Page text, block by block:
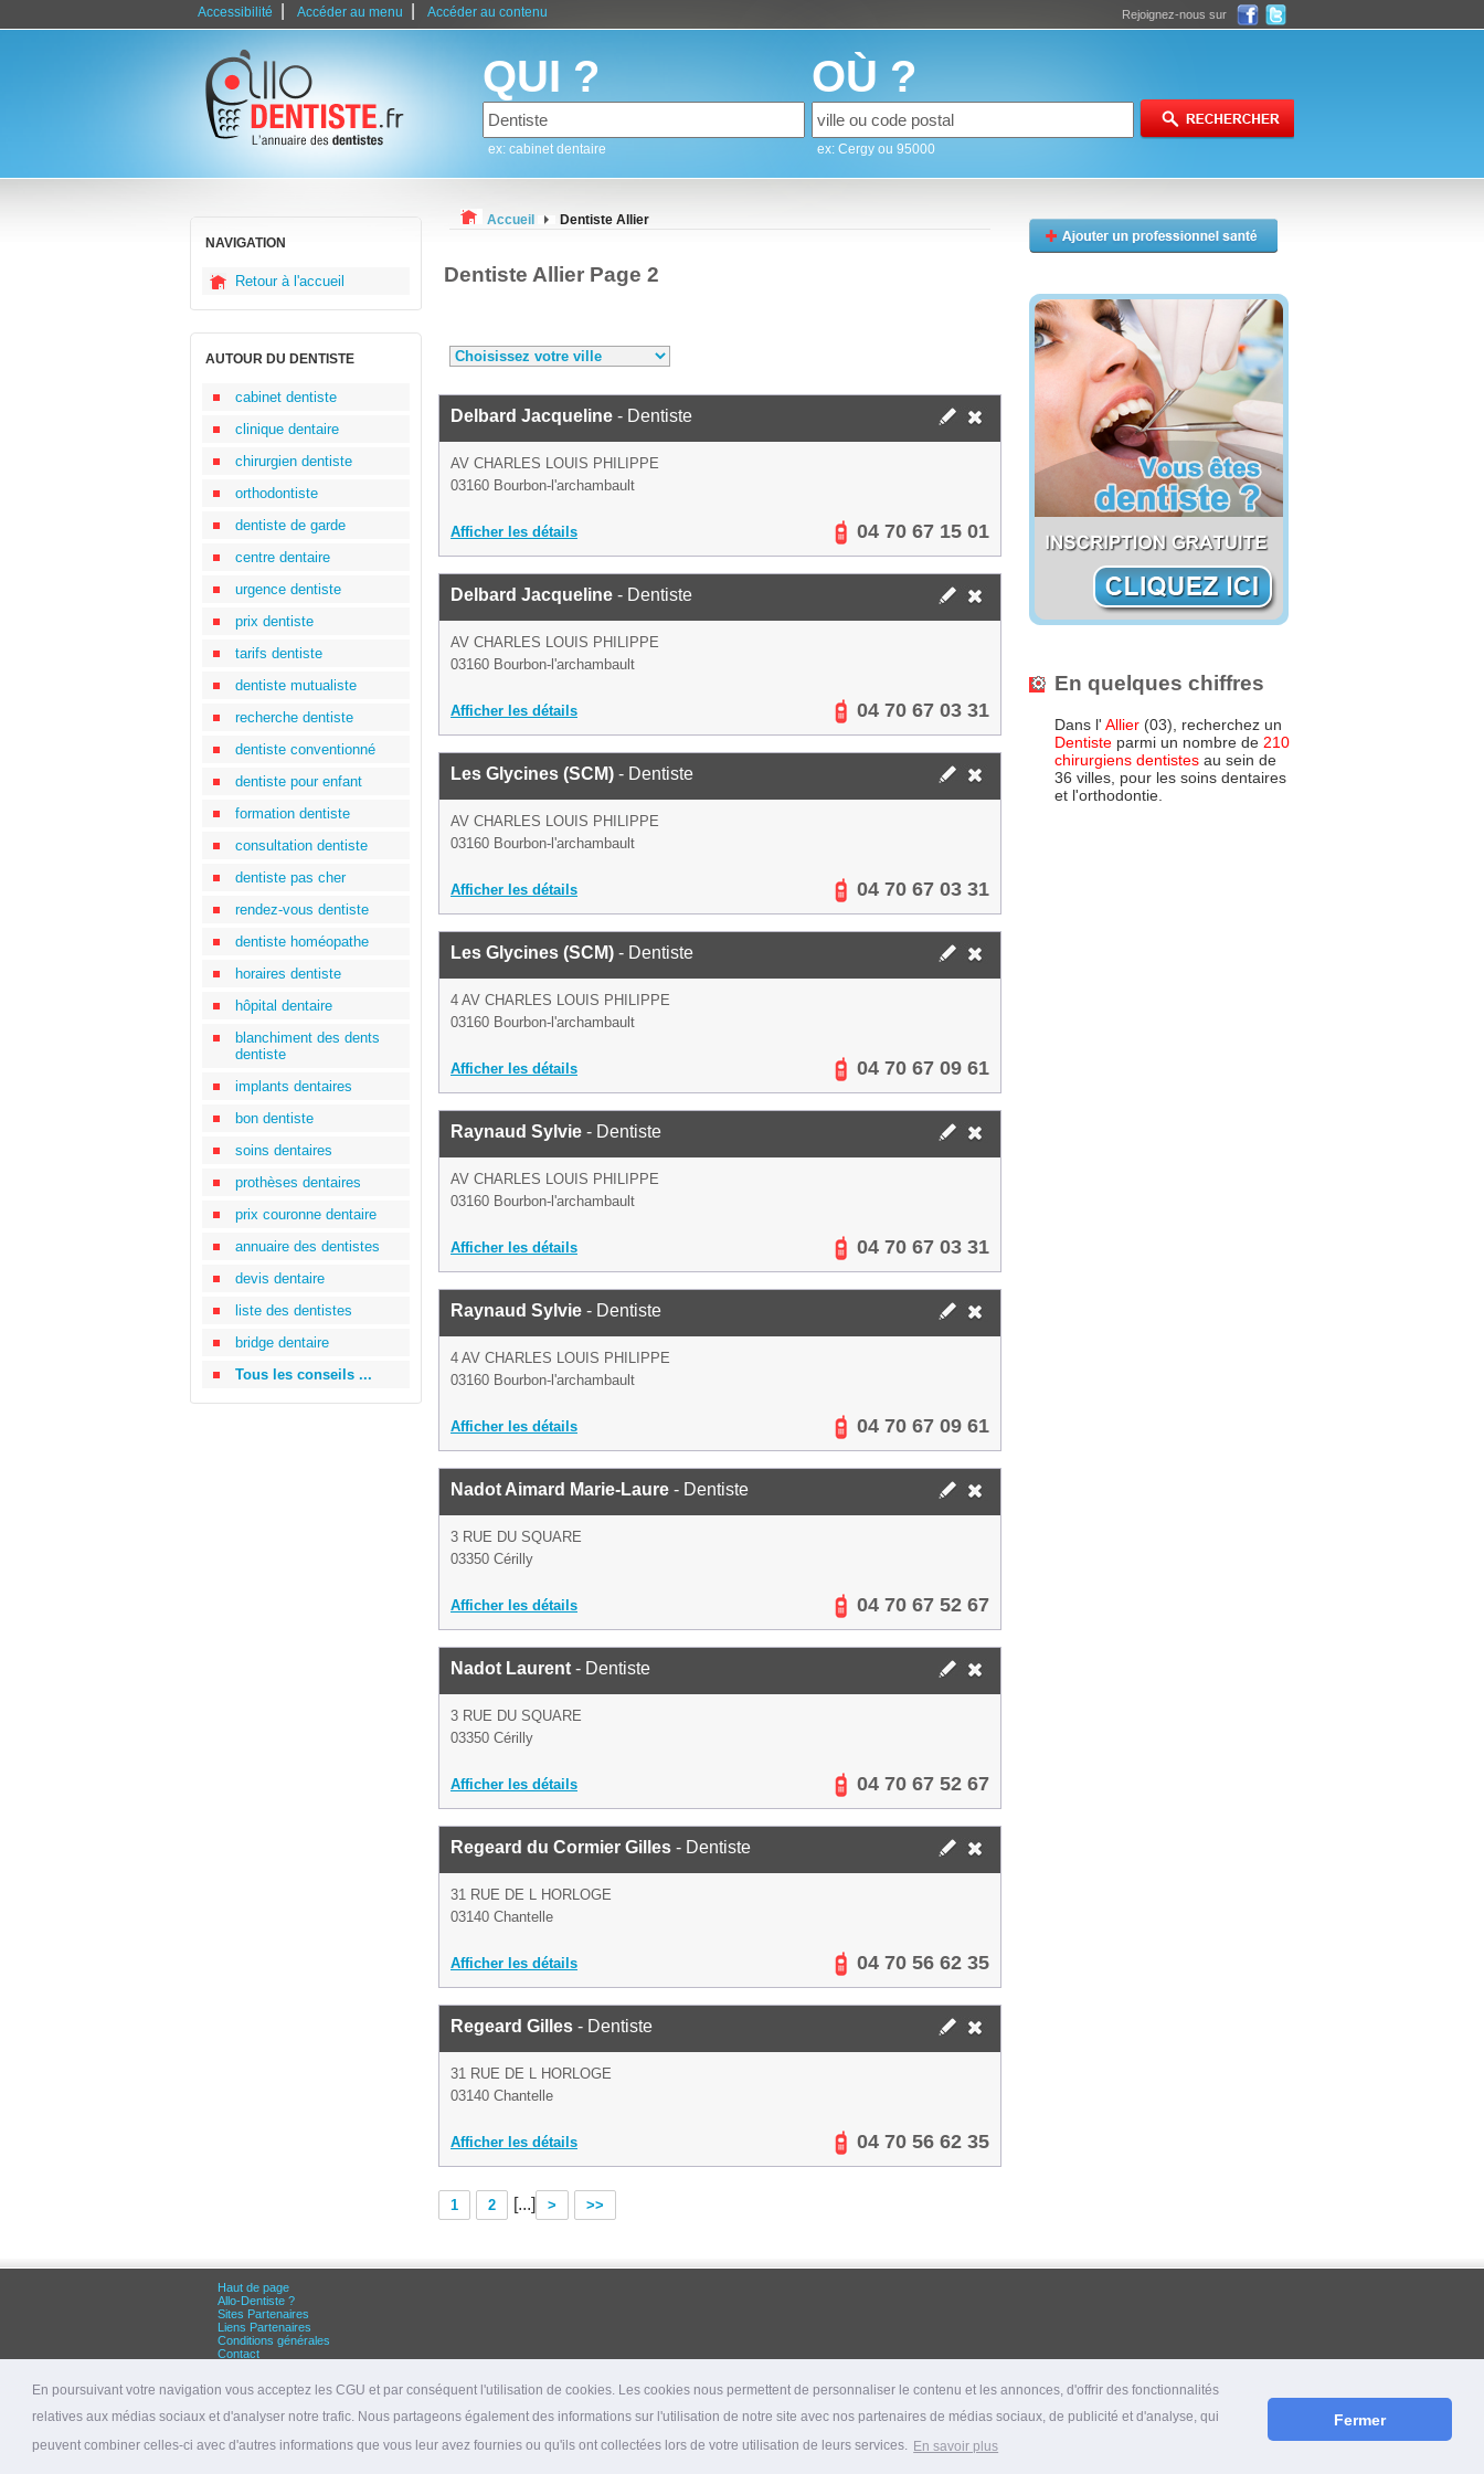
En poursuivant votre navigation vous acceptez les CGU et par conséquent l'utilisation de cookies. Les cookies nous permettent de personnaliser le contenu et les annonces, d'offrir des fonctionnalités
relatives aux médias sociaux et d'analyser notre trafic. Nous partageons également des informations sur l'utilisation de notre site avec nos partenaires de médias sociaux, de publicité et d'analyse, qui
peuvent combiner celles-ci avec d'autres informations que vous leur avez fournies ou qu'ils ont collectées lors de votre utilisation de leurs services. En savoir plus
Fermer
Accessibilité Accéder au menu Accéder au contenu Rejoignez-nous sur
QUI ?
ex: cabinet dentaire
OÙ ?
ex: Cergy ou 95000
NAVIGATION
Retour à l'accueil
AUTOUR DU DENTISTE
cabinet dentiste
clinique dentaire
chirurgien dentiste
orthodontiste
dentiste de garde
centre dentaire
urgence dentiste
prix dentiste
tarifs dentiste
dentiste mutualiste
recherche dentiste
dentiste conventionné
dentiste pour enfant
formation dentiste
consultation dentiste
dentiste pas cher
rendez-vous dentiste
dentiste homéopathe
horaires dentiste
hôpital dentaire
blanchiment des dents
dentiste
implants dentaires
bon dentiste
soins dentaires
prothèses dentaires
prix couronne dentaire
annuaire des dentistes
devis dentaire
liste des dentistes
bridge dentaire
Tous les conseils ...
Accueil Dentiste Allier
Dentiste Allier Page 2
Delbard Jacqueline - Dentiste
AV CHARLES LOUIS PHILIPPE
03160 Bourbon-l'archambault
Afficher les détails 04 70 67 15 01
Delbard Jacqueline - Dentiste
AV CHARLES LOUIS PHILIPPE
03160 Bourbon-l'archambault
Afficher les détails 04 70 67 03 31
Les Glycines (SCM) - Dentiste
AV CHARLES LOUIS PHILIPPE
03160 Bourbon-l'archambault
Afficher les détails 04 70 67 03 31
Les Glycines (SCM) - Dentiste
4 AV CHARLES LOUIS PHILIPPE
03160 Bourbon-l'archambault
Afficher les détails 04 70 67 09 61
Raynaud Sylvie - Dentiste
AV CHARLES LOUIS PHILIPPE
03160 Bourbon-l'archambault
Afficher les détails 04 70 67 03 31
Raynaud Sylvie - Dentiste
4 AV CHARLES LOUIS PHILIPPE
03160 Bourbon-l'archambault
Afficher les détails 04 70 67 09 61
Nadot Aimard Marie-Laure - Dentiste
3 RUE DU SQUARE
03350 Cérilly
Afficher les détails 04 70 67 52 67
Nadot Laurent - Dentiste
3 RUE DU SQUARE
03350 Cérilly
Afficher les détails 04 70 67 52 67
Regeard du Cormier Gilles - Dentiste
31 RUE DE L HORLOGE
03140 Chantelle
Afficher les détails 04 70 56 62 35
Regeard Gilles - Dentiste
31 RUE DE L HORLOGE
03140 Chantelle
Afficher les détails 04 70 56 62 35
1 2 [...] > >>
En quelques chiffres
Dans l' Allier (03), recherchez un
Dentiste parmi un nombre de 210
chirurgiens dentistes au sein de
36 villes, pour les soins dentaires
et l'orthodontie.
Haut de page
Allo-Dentiste ?
Sites Partenaires
Liens Partenaires
Conditions générales
Contact
Dentiste Lyon